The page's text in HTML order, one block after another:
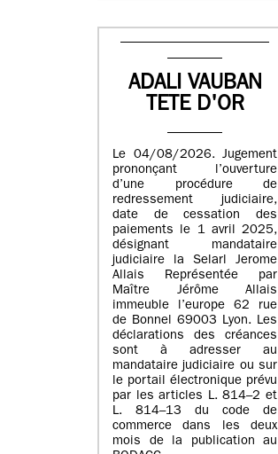
ADALI VAUBAN
TETE D'OR
Le 04/08/2026. Jugement
prononçant l’ouverture
d’une procédure de
redressement judiciaire,
date de cessation des
paiements le 1 avril 2025,
désignant mandataire
judiciaire la Selarl Jerome
Allais Représentée par
Maître Jérôme Allais
immeuble l’europe 62 rue
de Bonnel 69003 Lyon. Les
déclarations des créances
sont à adresser au
mandataire judiciaire ou sur
le portail électronique prévu
par les articles L. 814–2 et
L. 814–13 du code de
commerce dans les deux
mois de la publication au